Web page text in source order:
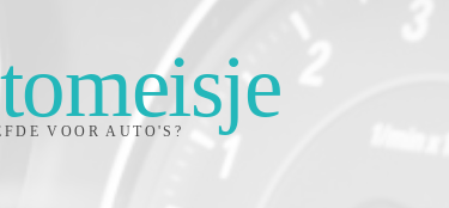
VOOR AUTO'S?